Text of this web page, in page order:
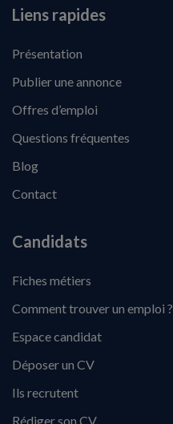
Liens rapides
Présentation
Publier une annonce
Offres d’emploi
Questions fréquentes
Blog
Contact
Candidats
Fiches métiers
Comment trouver un emploi ?
Espace candidat
Déposer un CV
Ils recrutent
Rédiger son CV